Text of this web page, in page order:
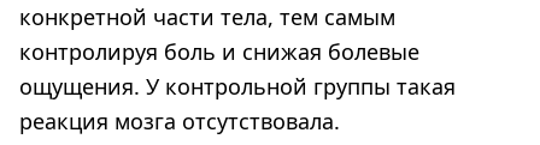
конкретной части тела, тем самым
контролируя боль и снижая болевые
ощущения. У контрольной группы такая
реакция мозга отсутствовала.